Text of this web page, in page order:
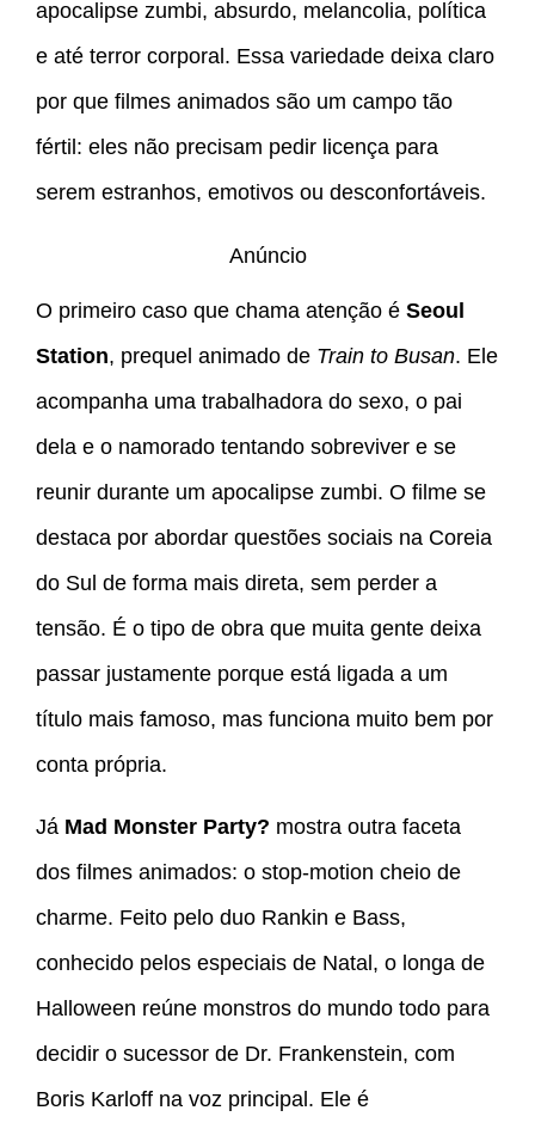
apocalipse zumbi, absurdo, melancolia, política
e até terror corporal. Essa variedade deixa claro
por que filmes animados são um campo tão
fértil: eles não precisam pedir licença para
serem estranhos, emotivos ou desconfortáveis.
Anúncio
O primeiro caso que chama atenção é Seoul
Station, prequel animado de Train to Busan. Ele
acompanha uma trabalhadora do sexo, o pai
dela e o namorado tentando sobreviver e se
reunir durante um apocalipse zumbi. O filme se
destaca por abordar questões sociais na Coreia
do Sul de forma mais direta, sem perder a
tensão. É o tipo de obra que muita gente deixa
passar justamente porque está ligada a um
título mais famoso, mas funciona muito bem por
conta própria.
Já Mad Monster Party? mostra outra faceta
dos filmes animados: o stop-motion cheio de
charme. Feito pelo duo Rankin e Bass,
conhecido pelos especiais de Natal, o longa de
Halloween reúne monstros do mundo todo para
decidir o sucessor de Dr. Frankenstein, com
Boris Karloff na voz principal. Ele é